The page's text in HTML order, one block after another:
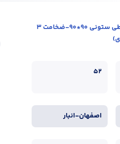
قوطی ستونی 90*90-ضخامت 3
52
اصفهان-انبار